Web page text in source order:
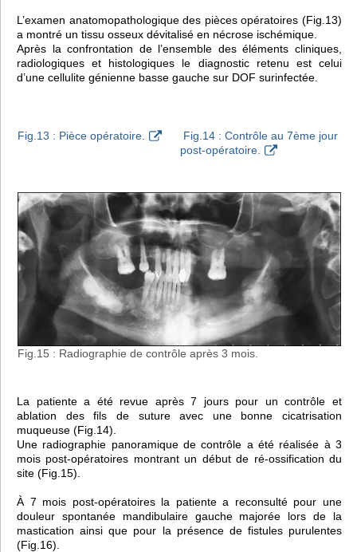
L’examen anatomopathologique des pièces opératoires (Fig.13)
a montré un tissu osseux dévitalisé en nécrose ischémique.
Après la confrontation de l’ensemble des éléments cliniques,
radiologiques et histologiques le diagnostic retenu est celui
d’une cellulite génienne basse gauche sur DOF surinfectée.
Fig.13 : Pièce opératoire.
Fig.14 : Contrôle au 7ème jour
post-opératoire.
Fig.15 : Radiographie de contrôle après 3 mois.
La patiente a été revue après 7 jours pour un contrôle et
ablation des fils de suture avec une bonne cicatrisation
muqueuse (Fig.14).
Une radiographie panoramique de contrôle a été réalisée à 3
mois post-opératoires montrant un début de ré-ossification du
site (Fig.15).
À 7 mois post-opératoires la patiente a reconsulté pour une
douleur spontanée mandibulaire gauche majorée lors de la
mastication ainsi que pour la présence de fistules purulentes
(Fig.16).